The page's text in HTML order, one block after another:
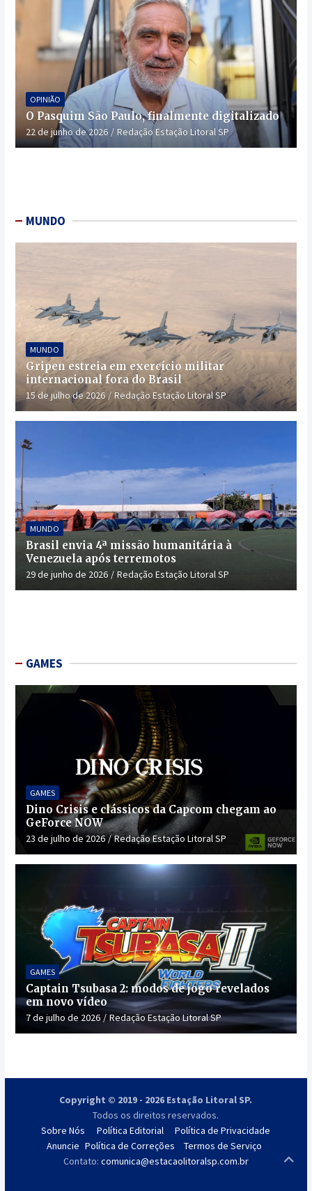
OPINIÃO
O Pasquim São Paulo, finalmente digitalizado
22 de junho de 2026 Redação Estação Litoral SP
MUNDO
MUNDO
Gripen estreia em exercício militar
internacional fora do Brasil
15 de julho de 2026 Redação Estação Litoral SP
MUNDO
Brasil envia 4ª missão humanitária à
Venezuela após terremotos
29 de junho de 2026 Redação Estação Litoral SP
GAMES
GAMES
Dino Crisis e clássicos da Capcom chegam ao
GeForce NOW
23 de julho de 2026 Redação Estação Litoral SP
GAMES
Captain Tsubasa 2: modos de jogo revelados
em novo vídeo
7 de julho de 2026 Redação Estação Litoral SP
Copyright © 2019 - 2026 Estação Litoral SP.
Todos os direitos reservados.
Sobre Nós
Anuncie
Política Editorial
Política de Correções
Política de Privacidade
Termos de Serviço
Contato: comunica@estacaolitoralsp.com.br